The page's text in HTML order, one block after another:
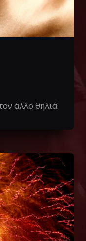
άλλο θηλιά